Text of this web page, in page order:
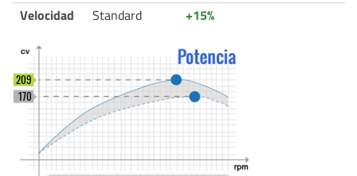
Velocidad
Standard +15%
170
209